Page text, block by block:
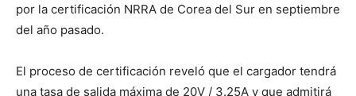
por la certificación NRRA de Corea del Sur en septiembre
del año pasado.
El proceso de certificación reveló que el cargador tendrá
una tasa de salida máxima de 20V / 3.25A y que admitirá